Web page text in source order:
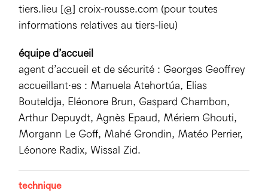
tiers.lieu [@] croix-rousse.com (pour toutes
informations relatives au tiers-lieu)
équipe d’accueil
agent d’accueil et de sécurité : Georges Geoffrey
accueillant·es : Manuela Atehortúa, Elias
Bouteldja, Eléonore Brun, Gaspard Chambon,
Arthur Depuydt, Agnès Epaud, Mériem Ghouti,
Morgann Le Goff, Mahé Grondin, Matéo Perrier,
Léonore Radix, Wissal Zid.
technique